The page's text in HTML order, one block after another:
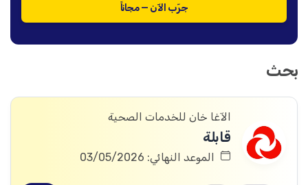
جرّب الآن — مجاناً
بحث
الآغا خان للخدمات الصحية
قابلة
الموعد النهائي: 03/05/2026